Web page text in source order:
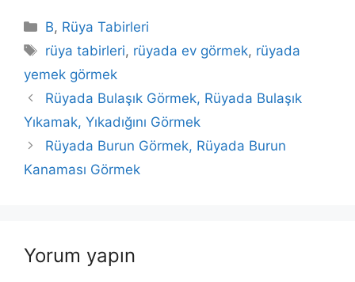
Kategoriler
B, Rüya Tabirleri
Etiketler
rüya tabirleri, rüyada ev görmek, rüyada
yemek görmek
Rüyada Bulaşık Görmek, Rüyada Bulaşık
Yıkamak, Yıkadığını Görmek
Rüyada Burun Görmek, Rüyada Burun
Kanaması Görmek
Yorum yapın